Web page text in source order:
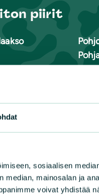
sosiaalisen
median, mainosalan ja
voivat yhdistää
piirit